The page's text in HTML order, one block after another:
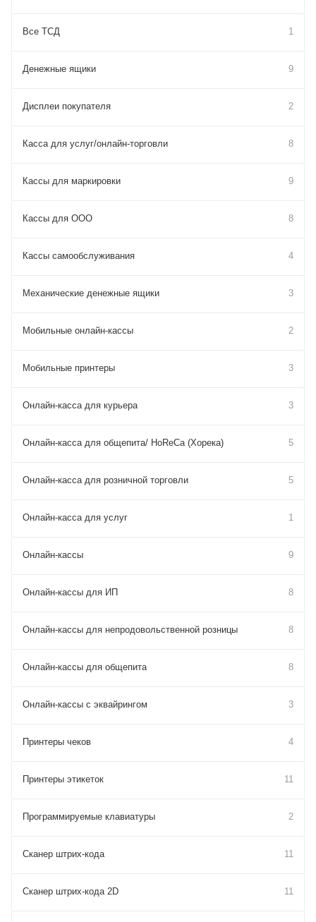
Все ТСД 1
Денежные ящики 9
Дисплеи покупателя 2
Касса для услуг/онлайн-торговли 8
Кассы для маркировки 9
Кассы для ООО 8
Кассы самообслуживания 4
Механические денежные ящики 3
Мобильные онлайн-кассы 2
Мобильные принтеры 3
Онлайн-касса для курьера 3
Онлайн-касса для общепита/ HoReCa (Хорека) 5
Онлайн-касса для розничной торговли 5
Онлайн-касса для услуг 1
Онлайн-кассы 9
Онлайн-кассы для ИП 8
Онлайн-кассы для непродовольственной розницы 8
Онлайн-кассы для общепита 8
Онлайн-кассы с эквайрингом 3
Принтеры чеков 4
Принтеры этикеток 11
Программируемые клавиатуры 2
Сканер штрих-кода 11
Сканер штрих-кода 2D 11